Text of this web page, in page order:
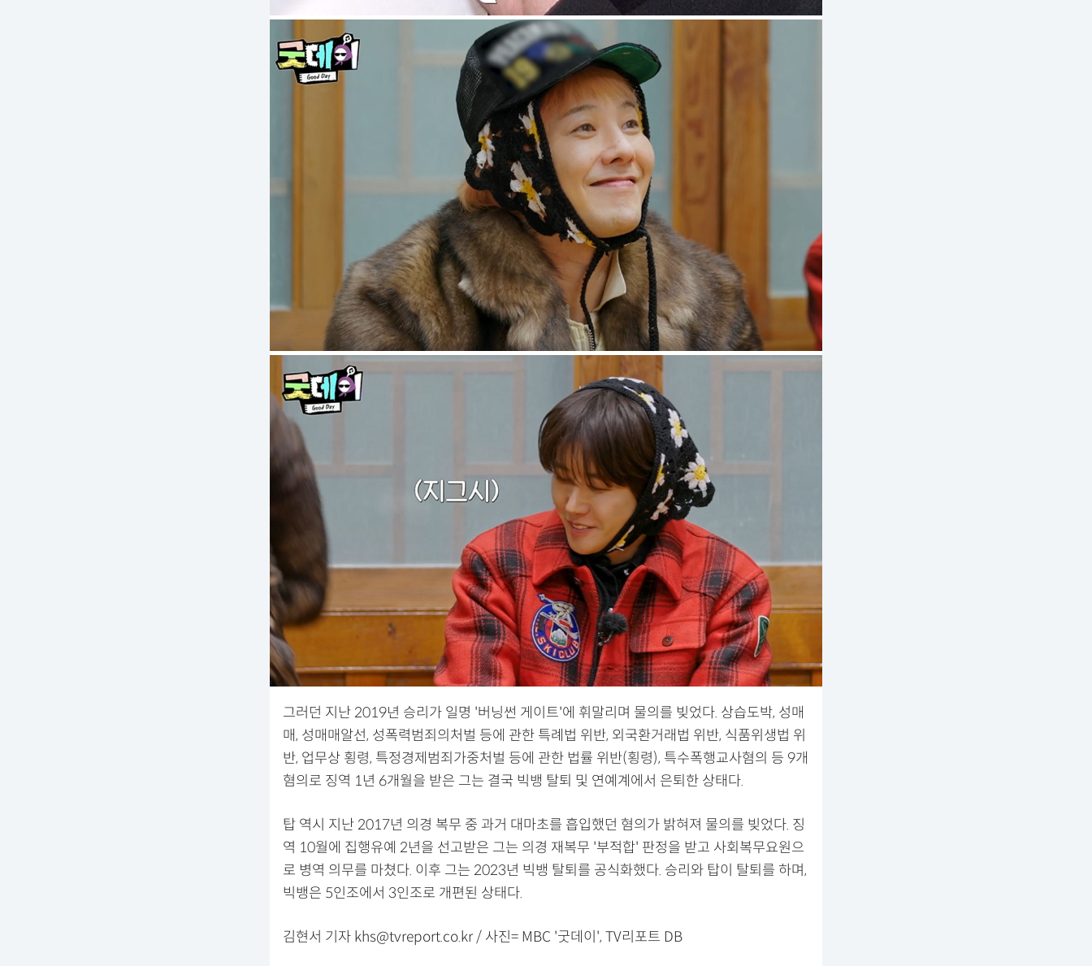
그러던 지난 2019년 승리가 일명 '버닝썬 게이트'에 휘말리며 물의를 빚었다. 상습도박, 성매
매, 성매매알선, 성폭력범죄의처벌 등에 관한 특례법 위반, 외국환거래법 위반, 식품위생법 위
반, 업무상 횡령, 특정경제범죄가중처벌 등에 관한 법률 위반(횡령), 특수폭행교사혐의 등 9개
혐의로 징역 1년 6개월을 받은 그는 결국 빅뱅 탈퇴 및 연예계에서 은퇴한 상태다.
탑 역시 지난 2017년 의경 복무 중 과거 대마초를 흡입했던 혐의가 밝혀져 물의를 빚었다. 징
역 10월에 집행유예 2년을 선고받은 그는 의경 재복무 '부적합' 판정을 받고 사회복무요원으
로 병역 의무를 마쳤다. 이후 그는 2023년 빅뱅 탈퇴를 공식화했다. 승리와 탑이 탈퇴를 하며,
빅뱅은 5인조에서 3인조로 개편된 상태다.
김현서 기자 khs@tvreport.co.kr / 사진= MBC '굿데이', TV리포트 DB